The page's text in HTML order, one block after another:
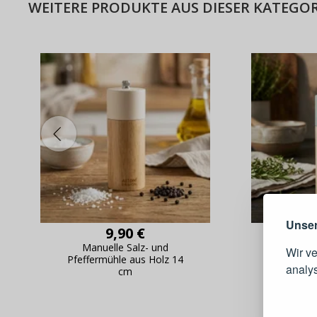
Wir
WEITERE PRODUKTE AUS DIESER
9,90 €
Manuelle Salz- und
Pfeffermühle aus Holz 14
cm